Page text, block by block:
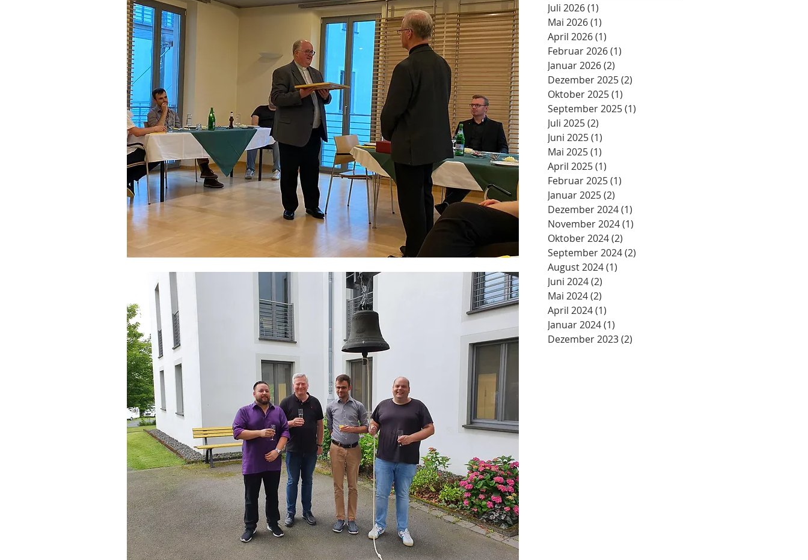
Juli 2026(1)
Mai 2026(1)
April 2026(1)
Februar 2026(1)
Januar 2026(2)
Dezember 2025(2)
Oktober 2025(1)
September 2025(1)
Juli 2025(2)
Juni 2025(1)
Mai 2025(1)
April 2025(1)
Februar 2025(1)
Januar 2025(2)
Dezember 2024(1)
November 2024(1)
Oktober 2024(2)
September 2024(2)
August 2024(1)
Juni 2024(2)
Mai 2024(2)
April 2024(1)
Januar 2024(1)
Dezember 2023(2)